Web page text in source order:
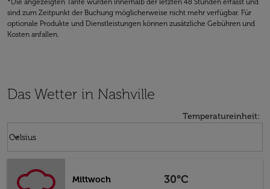
*Die angezeigten Tarife wurden innerhalb der letzten 48 Stunden erfasst und
sind zum Zeitpunkt der Buchung möglicherweise nicht mehr verfügbar. Für
optionale Produkte und Dienstleistungen können zusätzliche Gebühren und
Kosten anfallen.
Das Wetter in Nashville
Temperatureinheit:
Celsius
keyboard_arrow_down
Mittwoch
30°C